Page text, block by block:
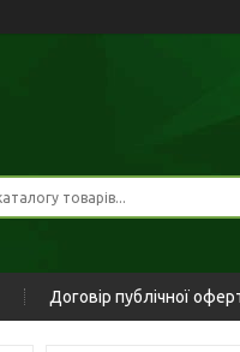
Договір публічної